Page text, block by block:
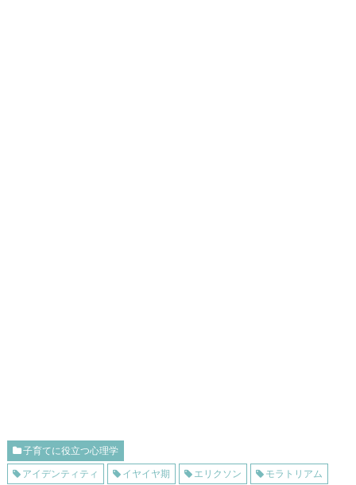
子育てに役立つ心理学
アイデンティティ
イヤイヤ期 エリクソン
モラトリアム